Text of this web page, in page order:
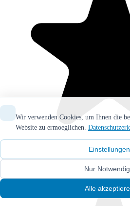
Wir verwenden Cookies, um Ihnen die
Website zu ermoeglichen.
Einstellungen
Nur
Alle